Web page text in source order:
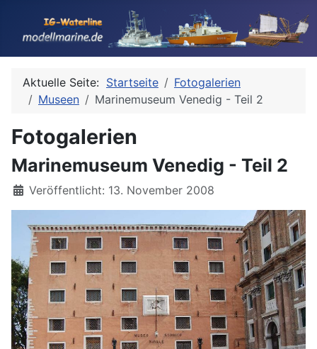
Aktuelle Seite: Startseite
Fotogalerien
Museen
Marinemuseum Venedig - Teil 2
Fotogalerien
Marinemuseum Venedig - Teil 2
Details
Veröffentlicht: 13. November 2008